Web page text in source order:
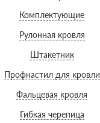
Комплектующие
Рулонная кровля
Штакетник
Профнастил для кровли
Фальцевая кровля
Гибкая черепица